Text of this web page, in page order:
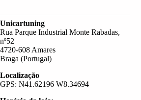
Unicartuning
Rua Parque Industrial Monte Rabadas,
nº52
4720-608 Amares
Braga (Portugal)
Localização
GPS: N41.62196 W8.34694